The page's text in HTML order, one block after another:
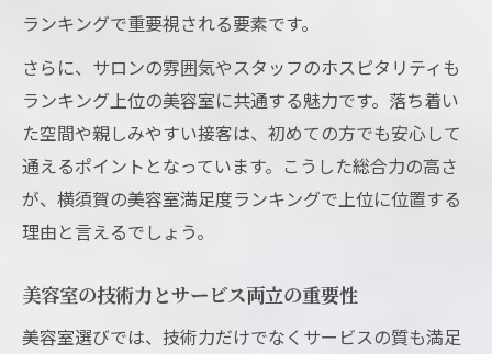
ランキングで重要視される要素です。
さらに、サロンの雰囲気やスタッフのホスピタリティも
ランキング上位の美容室に共通する魅力です。落ち着い
た空間や親しみやすい接客は、初めての方でも安心して
通えるポイントとなっています。こうした総合力の高さ
が、横須賀の美容室満足度ランキングで上位に位置する
理由と言えるでしょう。
美容室の技術力とサービス両立の重要性
美容室選びでは、技術力だけでなくサービスの質も満足